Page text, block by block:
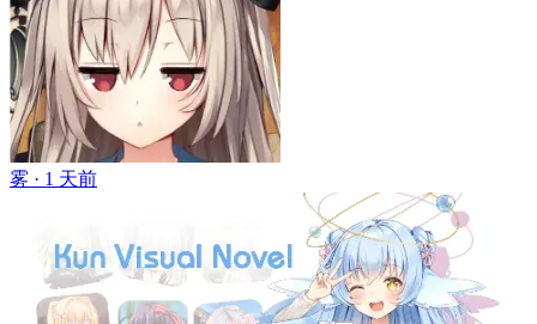
雾 · 1 天前